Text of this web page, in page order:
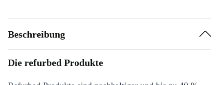
Beschreibung
Die refurbed Produkte